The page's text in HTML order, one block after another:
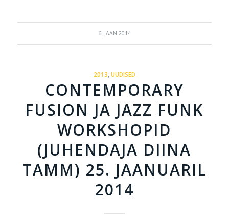
6. JAAN 2014
2013,UUDISED
CONTEMPORARY
FUSION JA JAZZ FUNK
WORKSHOPID
(JUHENDAJA DIINA
TAMM) 25. JAANUARIL
2014